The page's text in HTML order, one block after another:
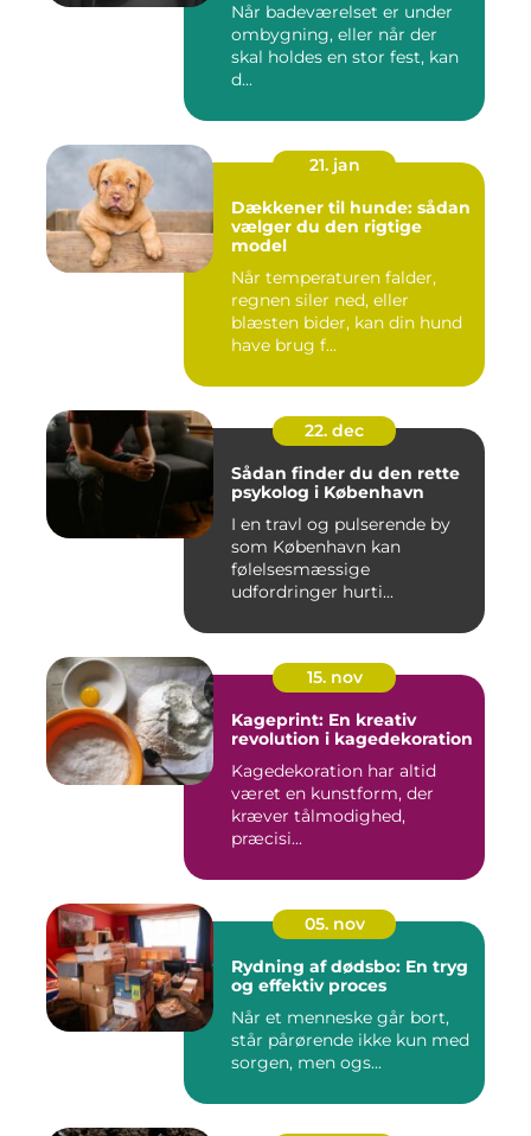
Når badeværelset er under
ombygning, eller når der
skal holdes en stor fest, kan
d...
21. jan
Dækkener til hunde: sådan
vælger du den rigtige
model
Når temperaturen falder,
regnen siler ned, eller
blæsten bider, kan din hund
have brug f...
22. dec
Sådan finder du den rette
psykolog i København
I en travl og pulserende by
som København kan
følelsesmæssige
udfordringer hurti...
15. nov
Kageprint: En kreativ
revolution i kagedekoration
Kagedekoration har altid
været en kunstform, der
kræver tålmodighed,
præcisi...
05. nov
Rydning af dødsbo: En tryg
og effektiv proces
Når et menneske går bort,
står pårørende ikke kun med
sorgen, men ogs...